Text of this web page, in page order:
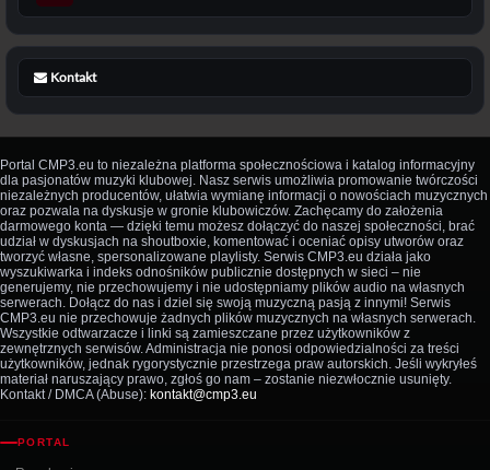
Kontakt
Portal CMP3.eu to niezależna platforma społecznościowa i katalog informacyjny
dla pasjonatów muzyki klubowej. Nasz serwis umożliwia promowanie twórczości
niezależnych producentów, ułatwia wymianę informacji o nowościach muzycznych
oraz pozwala na dyskusje w gronie klubowiczów. Zachęcamy do założenia
darmowego konta — dzięki temu możesz dołączyć do naszej społeczności, brać
udział w dyskusjach na shoutboxie, komentować i oceniać opisy utworów oraz
tworzyć własne, spersonalizowane playlisty. Serwis CMP3.eu działa jako
wyszukiwarka i indeks odnośników publicznie dostępnych w sieci – nie
generujemy, nie przechowujemy i nie udostępniamy plików audio na własnych
serwerach. Dołącz do nas i dziel się swoją muzyczną pasją z innymi! Serwis
CMP3.eu nie przechowuje żadnych plików muzycznych na własnych serwerach.
Wszystkie odtwarzacze i linki są zamieszczane przez użytkowników z
zewnętrznych serwisów. Administracja nie ponosi odpowiedzialności za treści
użytkowników, jednak rygorystycznie przestrzega praw autorskich. Jeśli wykryłeś
materiał naruszający prawo, zgłoś go nam – zostanie niezwłocznie usunięty.
Kontakt / DMCA (Abuse): kontakt@cmp3.eu
PORTAL